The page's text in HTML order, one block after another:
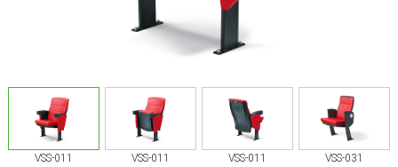
VSS-011 VSS-011 VSS-011 VSS-031